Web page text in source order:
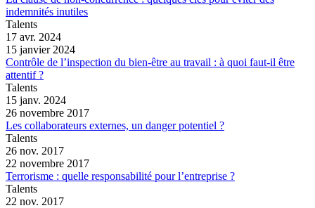
indemnités inutiles
Talents
17 avr. 2024
15 janvier 2024
Contrôle de l’inspection du bien-être au travail : à quoi faut-il être
attentif ?
Talents
15 janv. 2024
26 novembre 2017
Les collaborateurs externes, un danger potentiel ?
Talents
26 nov. 2017
22 novembre 2017
Terrorisme : quelle responsabilité pour l’entreprise ?
Talents
22 nov. 2017